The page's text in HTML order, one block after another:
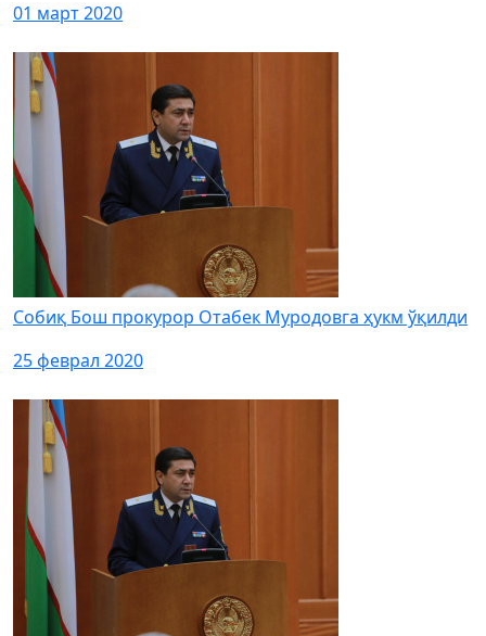
01 март 2020
Собиқ Бош прокурор Отабек Муродовга ҳукм ўқилди
25 феврал 2020